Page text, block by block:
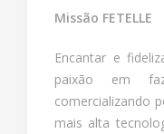
Missão FETELLE
Encantar e
paixão em
comercializando
mais alta